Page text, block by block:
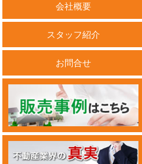
会社概要
スタッフ紹介
お問合せ